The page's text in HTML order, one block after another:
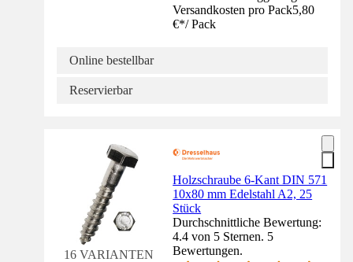
Versandkosten pro Pack5,80
€*/ Pack
Online bestellbar
Reservierbar
16 VARIANTEN
Holzschraube 6-Kant DIN 571
10x80 mm Edelstahl A2, 25
Stück
Durchschnittliche Bewertung:
4.4 von 5 Sternen. 5
Bewertungen.